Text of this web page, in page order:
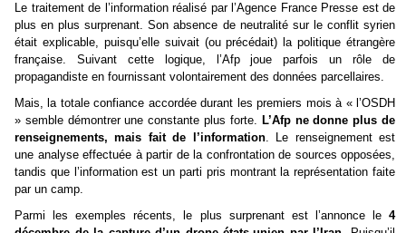
Le traitement de l’information réalisé par l’Agence France Presse est de
plus en plus surprenant. Son absence de neutralité sur le conflit syrien
était explicable, puisqu’elle suivait (ou précédait) la politique étrangère
française. Suivant cette logique, l’Afp joue parfois un rôle de
propagandiste en fournissant volontairement des données parcellaires.
Mais, la totale confiance accordée durant les premiers mois à « l’OSDH
» semble démontrer une constante plus forte. L’Afp ne donne plus de
renseignements, mais fait de l’information. Le renseignement est
une analyse effectuée à partir de la confrontation de sources opposées,
tandis que l’information est un parti pris montrant la représentation faite
par un camp.
Parmi les exemples récents, le plus surprenant est l’annonce le 4